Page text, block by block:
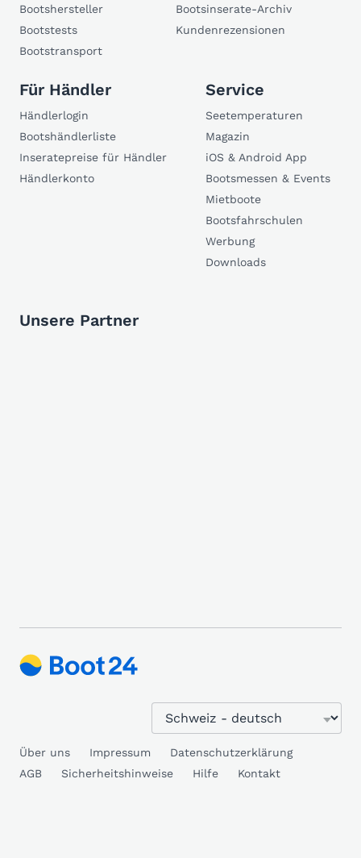
Bootshersteller
Bootstests
Bootstransport
Bootsinserate-Archiv
Kundenrezensionen
Für Händler
Händlerlogin
Bootshändlerliste
Inseratepreise für Händler
Händlerkonto
Service
Seetemperaturen
Magazin
iOS & Android App
Bootsmessen & Events
Mietboote
Bootsfahrschulen
Werbung
Downloads
Unsere Partner
Über uns Impressum
Datenschutzerklärung
AGB
Sicherheitshinweise Hilfe Kontakt